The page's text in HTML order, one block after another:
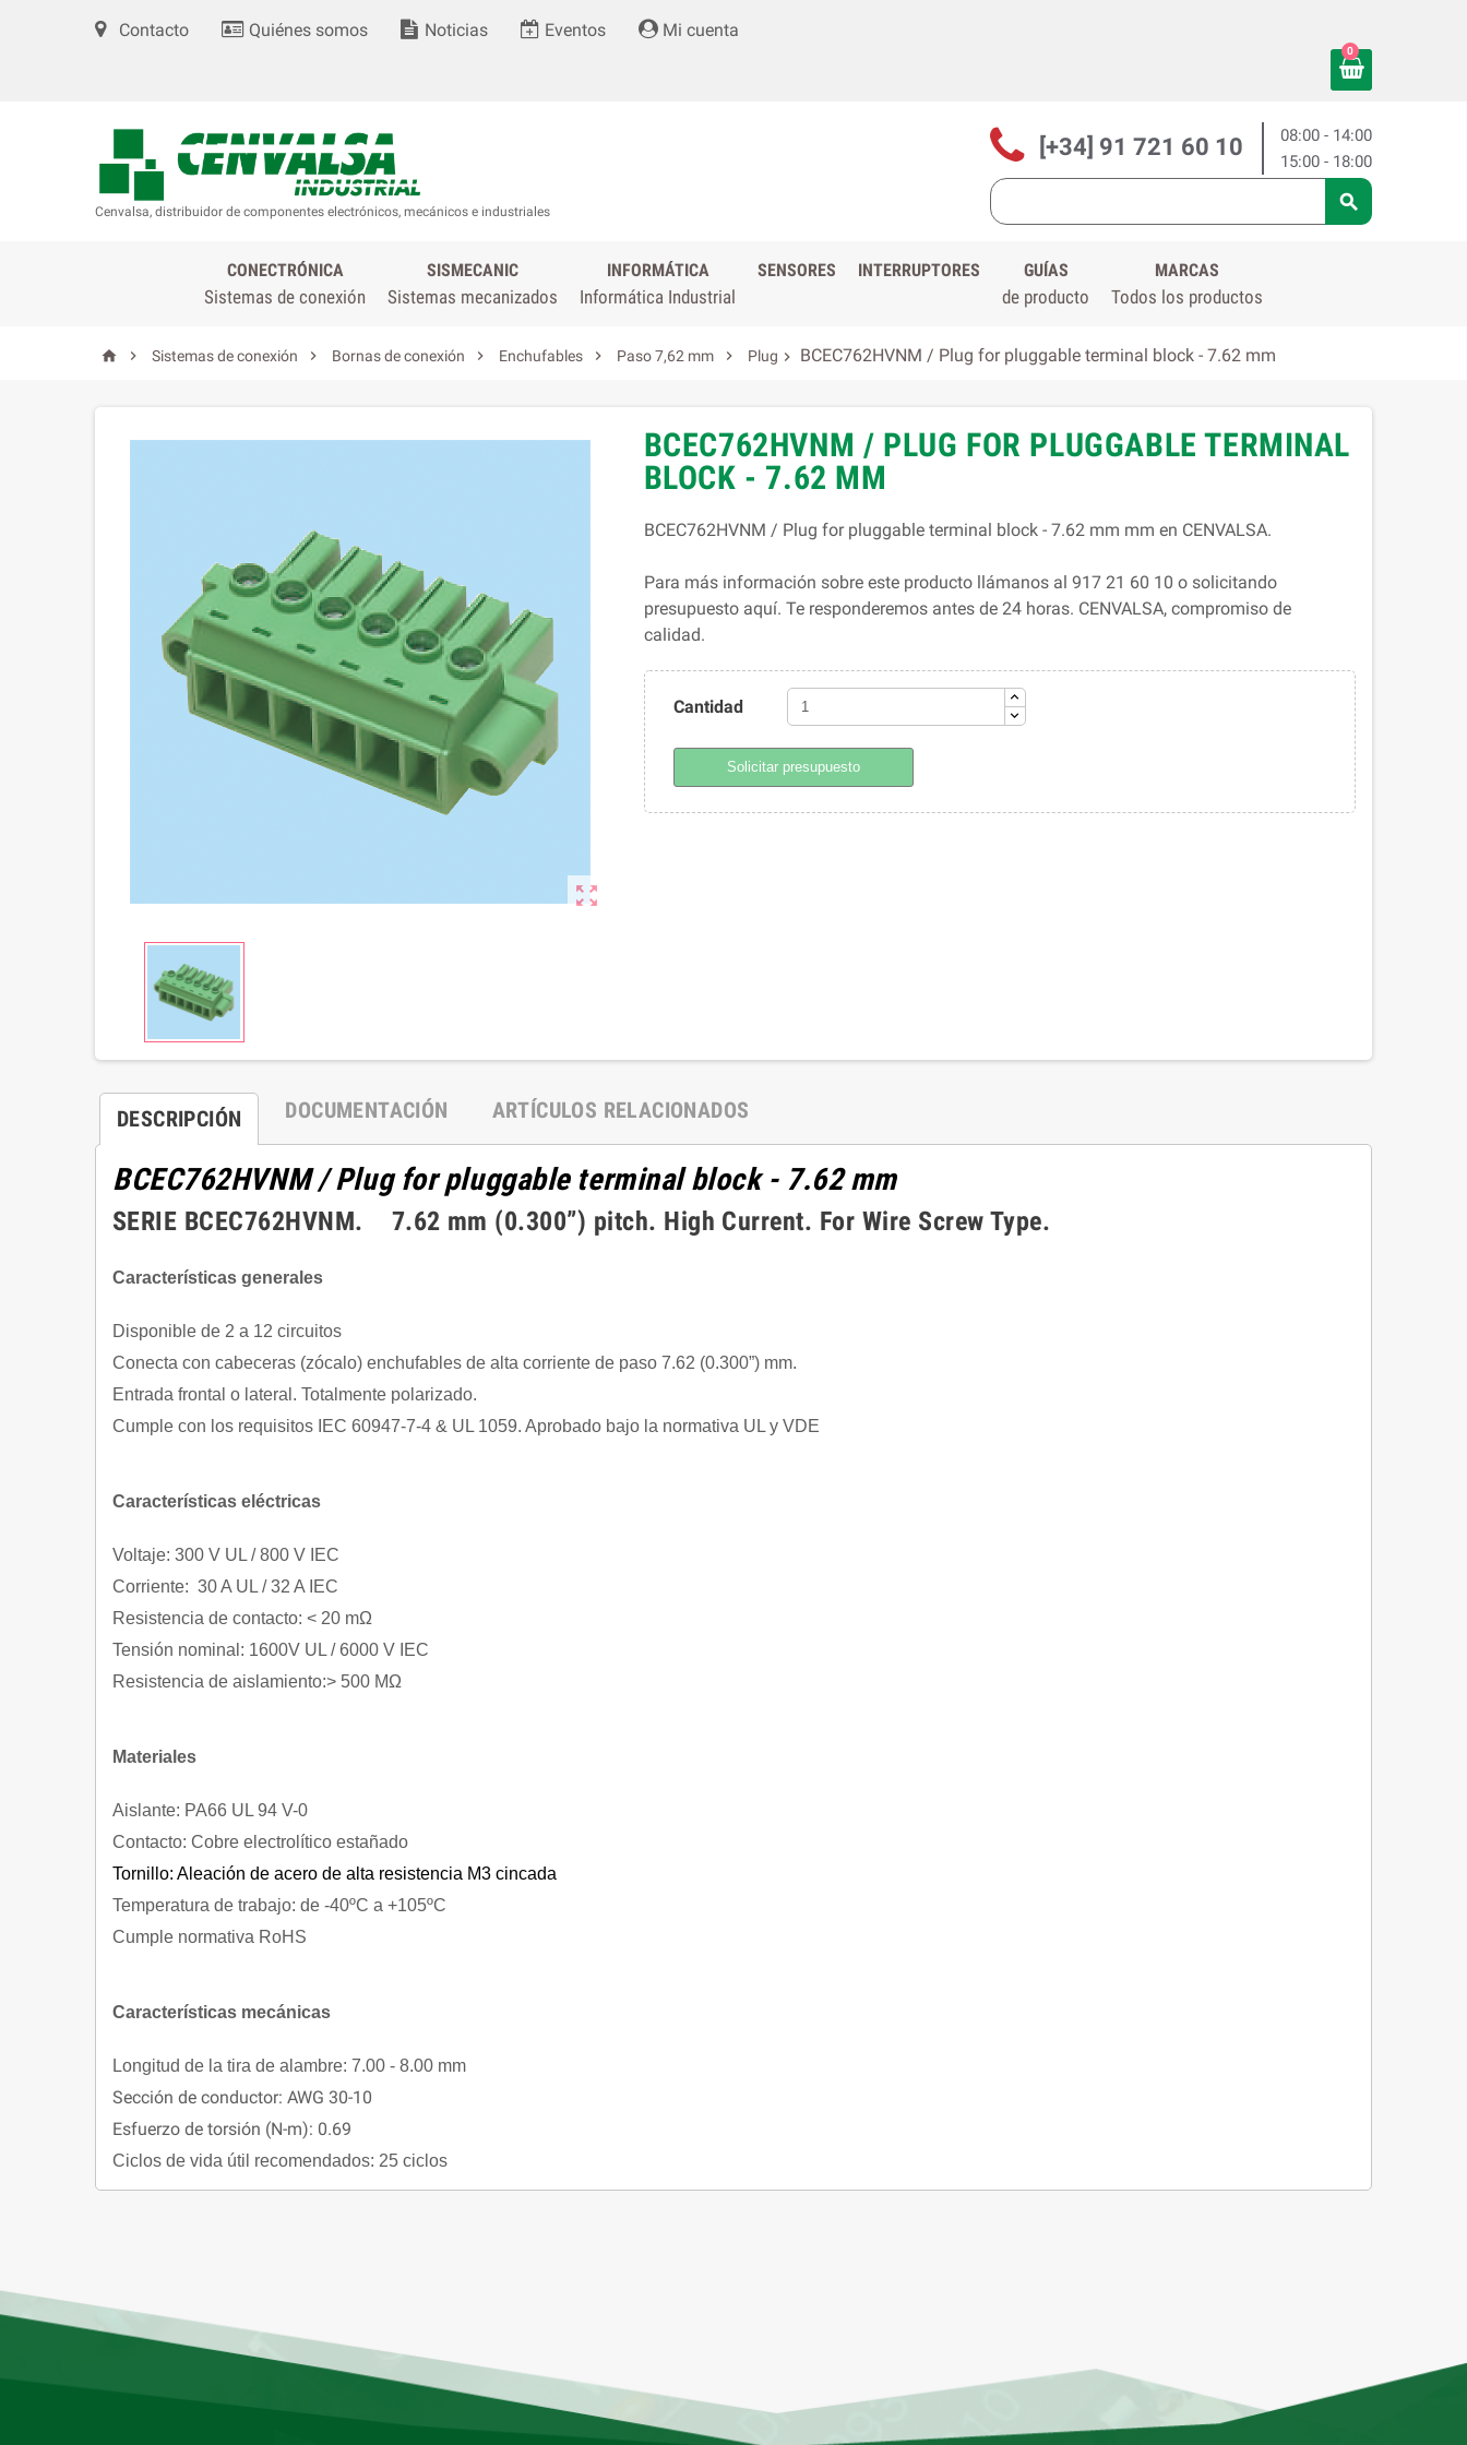
Contacto Quiénes somos Noticias Eventos Mi cuenta
0
Cenvalsa, distribuidor de componentes electrónicos, mecánicos e industriales
08:00 - 14:00
15:00 - 18:00
[+34] 91 721 60 10

CONECTRÓNICA
Sistemas de conexión
SISMECANIC
Sistemas mecanizados
INFORMÁTICA
Informática Industrial
SENSORES INTERRUPTORES GUÍAS
de producto
MARCAS
Todos los productos
  Sistemas de conexión  Bornas de conexión  Enchufables  Paso 7,62 mm  Plug  BCEC762HVNM / Plug for pluggable terminal block - 7.62 mm

BCEC762HVNM / PLUG FOR PLUGGABLE TERMINAL
BLOCK - 7.62 MM
BCEC762HVNM / Plug for pluggable terminal block - 7.62 mm mm en CENVALSA.
Para más información sobre este producto llámanos al 917 21 60 10 o solicitando
presupuesto aquí. Te responderemos antes de 24 horas. CENVALSA, compromiso de
calidad.
Cantidad
Solicitar presupuesto
DESCRIPCIÓN DOCUMENTACIÓN ARTÍCULOS RELACIONADOS
BCEC762HVNM/ Plug for pluggable terminal block - 7.62 mm
SERIE BCEC762HVNM. 7.62 mm (0.300”) pitch. High Current. For Wire Screw Type.
Características generales
Disponible de 2 a 12 circuitos
Conecta con cabeceras (zócalo) enchufables de alta corriente de paso 7.62 (0.300”) mm.
Entrada frontal o lateral. Totalmente polarizado.
Cumple con los requisitos IEC 60947-7-4 & UL 1059. Aprobado bajo la normativa UL y VDE
Características eléctricas
Voltaje: 300 V UL / 800 V IEC
Corriente: 30 A UL / 32 A IEC
Resistencia de contacto: < 20 mΩ
Tensión nominal: 1600V UL / 6000 V IEC
Resistencia de aislamiento:> 500 MΩ
Materiales
Aislante: PA66 UL 94 V-0
Contacto: Cobre electrolítico estañado
Tornillo: Aleación de acero de alta resistencia M3 cincada
Temperatura de trabajo: de -40ºC a +105ºC
Cumple normativa RoHS
Características mecánicas
Longitud de la tira de alambre: 7.00 - 8.00 mm
Sección de conductor: AWG 30-10
Esfuerzo de torsión (N-m): 0.69
Ciclos de vida útil recomendados: 25 ciclos